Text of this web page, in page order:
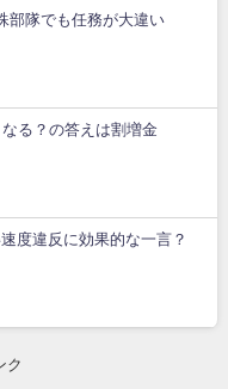
部隊でも任務が大違い
る？の答えは割増金
度違反に効果的な一言？
ク